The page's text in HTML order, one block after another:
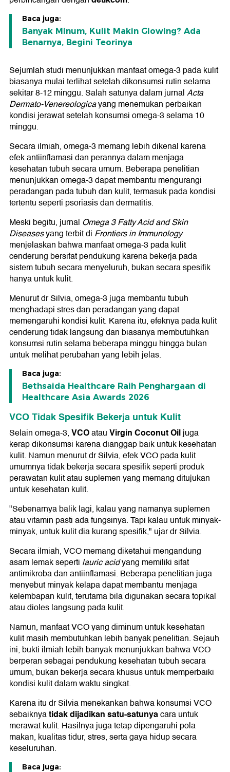
Baca juga:
Banyak Minum, Kulit Makin Glowing? Ada
Benarnya, Begini Teorinya
Sejumlah studi menunjukkan manfaat omega-3 pada kulit
biasanya mulai terlihat setelah dikonsumsi rutin selama
sekitar 8-12 minggu. Salah satunya dalam jurnalActa
Dermato-Venereologicayang menemukan perbaikan
kondisi jerawat setelah konsumsi omega-3 selama 10
minggu.
Secara ilmiah, omega-3 memang lebih dikenal karena
efek antiinflamasi dan perannya dalam menjaga
kesehatan tubuh secara umum. Beberapa penelitian
menunjukkan omega-3 dapat membantu mengurangi
peradangan pada tubuh dan kulit, termasuk pada kondisi
tertentu seperti psoriasis dan dermatitis.
Meski begitu, jurnal Omega 3 Fatty Acid and Skin
Diseasesyang terbit di Frontiers in Immunology
menjelaskan bahwa manfaat omega-3 pada kulit
cenderung bersifat pendukung karena bekerja pada
sistem tubuh secara menyeluruh, bukan secara spesifik
hanya untuk kulit.
Menurut dr Silvia, omega-3 juga membantu tubuh
menghadapi stres dan peradangan yang dapat
memengaruhi kondisi kulit. Karena itu, efeknya pada kulit
cenderung tidak langsung dan biasanya membutuhkan
konsumsi rutin selama beberapa minggu hingga bulan
untuk melihat perubahan yang lebih jelas.
Baca juga:
Bethsaida Healthcare Raih Penghargaan di
Healthcare Asia Awards 2026
VCO Tidak Spesifik Bekerja untuk Kulit
Selain omega-3,VCOatauVirgin Coconut Oiljuga
kerap dikonsumsi karena dianggap baik untuk kesehatan
kulit. Namun menurut dr Silvia, efek VCO pada kulit
umumnya tidak bekerja secara spesifik seperti produk
perawatan kulit atau suplemen yang memang ditujukan
untuk kesehatan kulit.
"Sebenarnya balik lagi, kalau yang namanya suplemen
atau vitamin pasti ada fungsinya. Tapi kalau untuk minyak-
minyak, untuk kulit dia kurang spesifik," ujar dr Silvia.
Secara ilmiah, VCO memang diketahui mengandung
asam lemak seperti lauric acidyang memiliki sifat
antimikroba dan antiinflamasi. Beberapa penelitian juga
menyebut minyak kelapa dapat membantu menjaga
kelembapan kulit, terutama bila digunakan secara topikal
atau dioles langsung pada kulit.
Namun, manfaat VCO yang diminum untuk kesehatan
kulit masih membutuhkan lebih banyak penelitian. Sejauh
ini, bukti ilmiah lebih banyak menunjukkan bahwa VCO
berperan sebagai pendukung kesehatan tubuh secara
umum, bukan bekerja secara khusus untuk memperbaiki
kondisi kulit dalam waktu singkat.
Karena itu dr Silvia menekankan bahwa konsumsi VCO
sebaiknyatidak dijadikan satu-satunyacara untuk
merawat kulit. Hasilnya juga tetap dipengaruhi pola
makan, kualitas tidur, stres, serta gaya hidup secara
keseluruhan.
Baca juga: